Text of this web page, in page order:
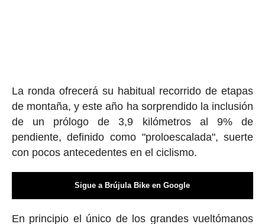
La ronda ofrecerá su habitual recorrido de etapas
de montaña, y este año ha sorprendido la inclusión
de un prólogo de 3,9 kilómetros al 9% de
pendiente, definido como "proloescalada", suerte
con pocos antecedentes en el ciclismo.
Sigue a Brújula Bike en Google
En principio el único de los grandes vueltómanos